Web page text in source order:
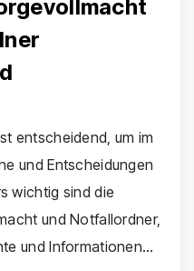
entscheidend, um im
und Entscheidungen
wichtig sind die
und Notfallordner,
und Informationen…